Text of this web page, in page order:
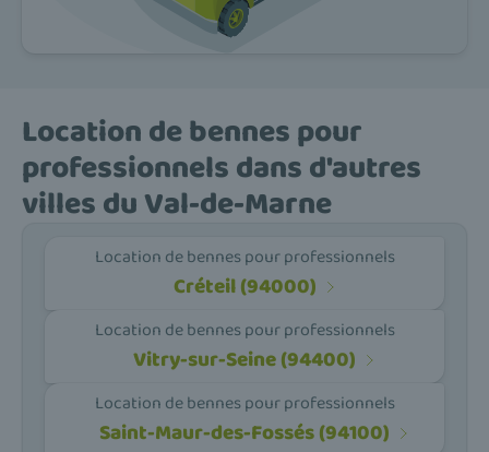
Location de bennes pour
professionnels dans d'autres
villes du Val-de-Marne
Location de bennes pour professionnels
Créteil (94000)
Location de bennes pour professionnels
Vitry-sur-Seine (94400)
Location de bennes pour professionnels
Saint-Maur-des-Fossés (94100)